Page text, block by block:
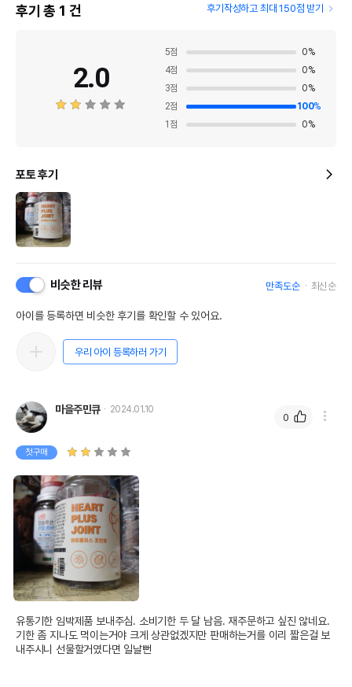
후기 총 1 건 후기작성하고 최대 150점 받기
2.0
5점 0%
4점 0%
3점 0%
2점 100%
1 점 0%
포토 후기
비슷한 리뷰 만족도순 최신순
아이를 등록하면 비슷한 후기를 확인할 수 있어요.
우리 아이 등록하러 가기
마을주민큐 2024.01.10
첫구매
유통기한 임박제품 보내주심. 소비기한 두 달 남음. 재주문하고 싶진 않네요.
기한 좀 지나도 먹이는거야 크게 상관없겠지만 판매하는거를 이리 짧은걸 보
내주시니 선물할거였다면 일날뻔
0